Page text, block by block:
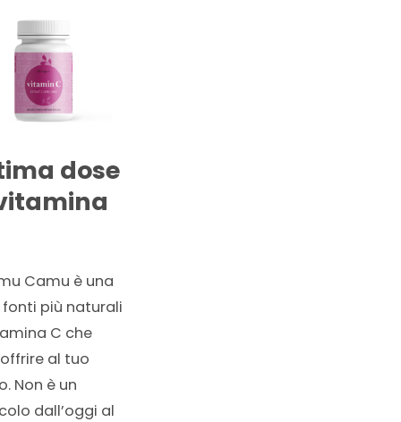
dose
Camu è una
più naturali
C che
al tuo
Non è un
dall’oggi al